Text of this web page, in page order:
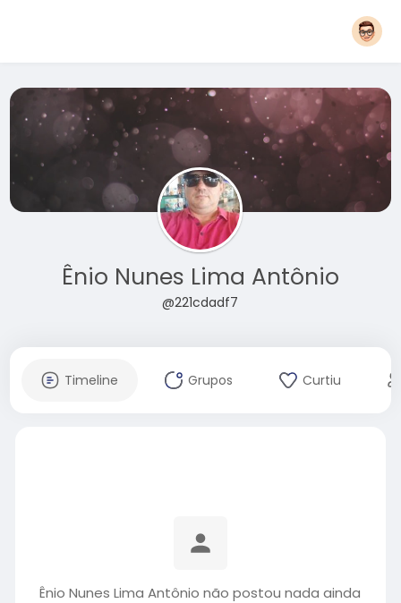
Ênio Nunes Lima Antônio
@221cdadf7
Timeline Grupos Curtiu
Ênio Nunes Lima Antônio não postou nada ainda